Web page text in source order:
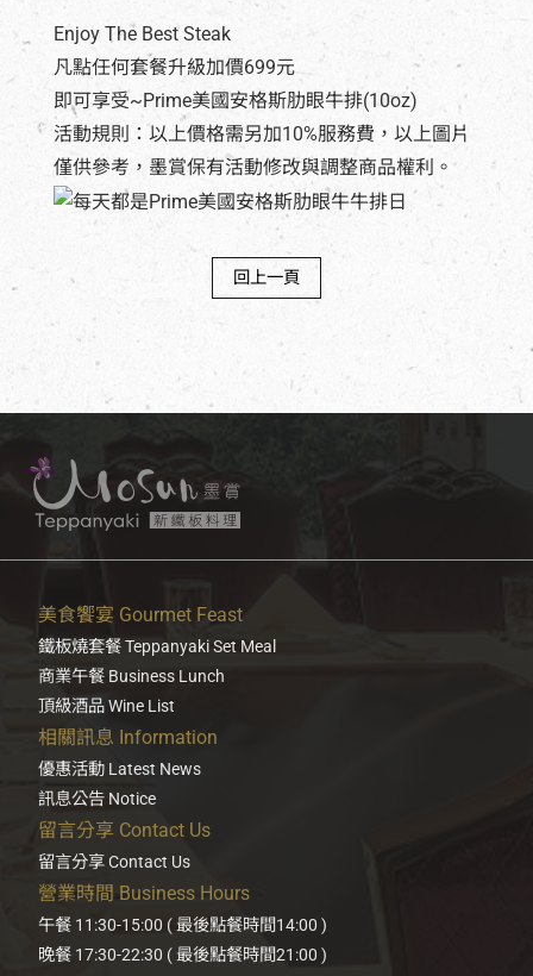
Enjoy The Best Steak
凡點任何套餐升級加價699元
即可享受~Prime美國安格斯肋眼牛排(10oz)
活動規則：以上價格需另加10%服務費，以上圖片
僅供參考，墨賞保有活動修改與調整商品權利。
回上一頁
美食饗宴 Gourmet Feast
鐵板燒套餐 Teppanyaki Set Meal
商業午餐 Business Lunch
頂級酒品 Wine List
相關訊息 Information
優惠活動 Latest News
訊息公告 Notice
留言分享 Contact Us
留言分享 Contact Us
營業時間 Business Hours
午餐 11:30-15:00 ( 最後點餐時間14:00 )
晚餐 17:30-22:30 ( 最後點餐時間21:00 )